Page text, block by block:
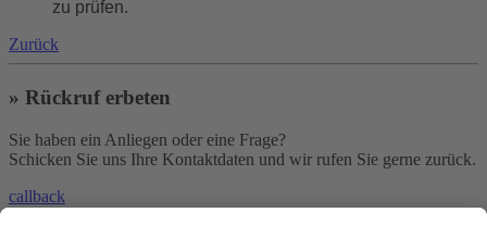
zu prüfen.
Zurück
» Rückruf erbeten
Sie haben ein Anliegen oder eine Frage?
Schicken Sie uns Ihre Kontaktdaten und wir rufen Sie gerne zurück.
callback